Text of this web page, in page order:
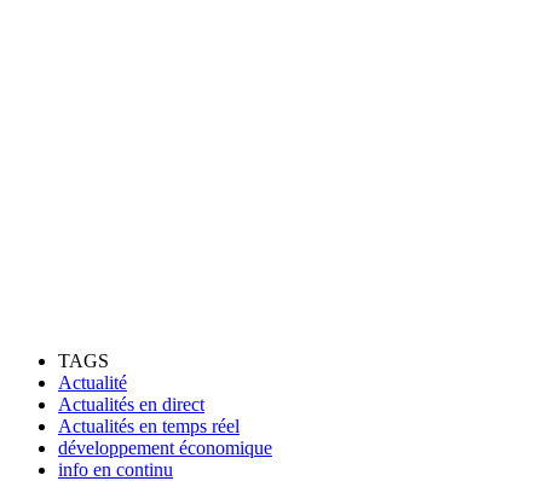
TAGS
Actualité
Actualités en direct
Actualités en temps réel
développement économique
info en continu